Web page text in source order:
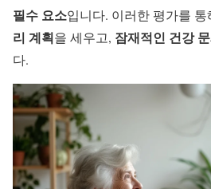
필수 요소입니다. 이러한 평가를 통
리 계획을 세우고, 잠재적인 건강
다.